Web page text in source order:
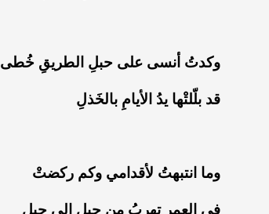
‏وكدتُ أنسى على حبلِ الطريقِ خُطى
‏قد بلّلتْها يدُ الأيامِ بالخَذلِ
‏وما انتبهتُ لأقدامي وكم ركضتْ
‏في العمرِ تهربُ من حبلٍ إلى حبلِ